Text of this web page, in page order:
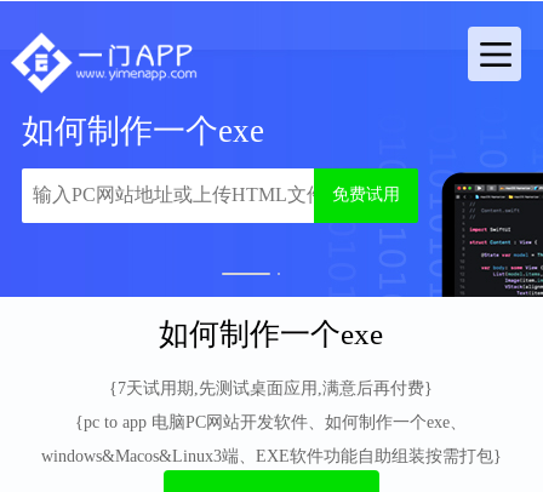
如何制作一个exe
免费试用
如何制作一个exe
{7天试用期,先测试桌面应用,满意后再付费}
{pc to app 电脑PC网站开发软件、如何制作一个exe、
windows&Macos&Linux3端、EXE软件功能自助组装按需打包}